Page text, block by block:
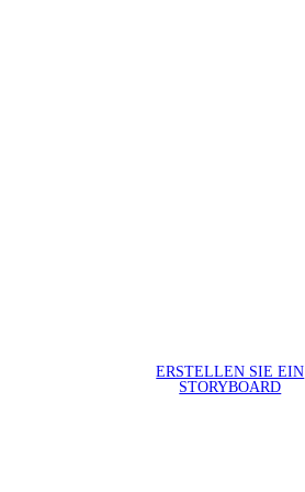
ERSTELLEN SIE EIN
STORYBOARD